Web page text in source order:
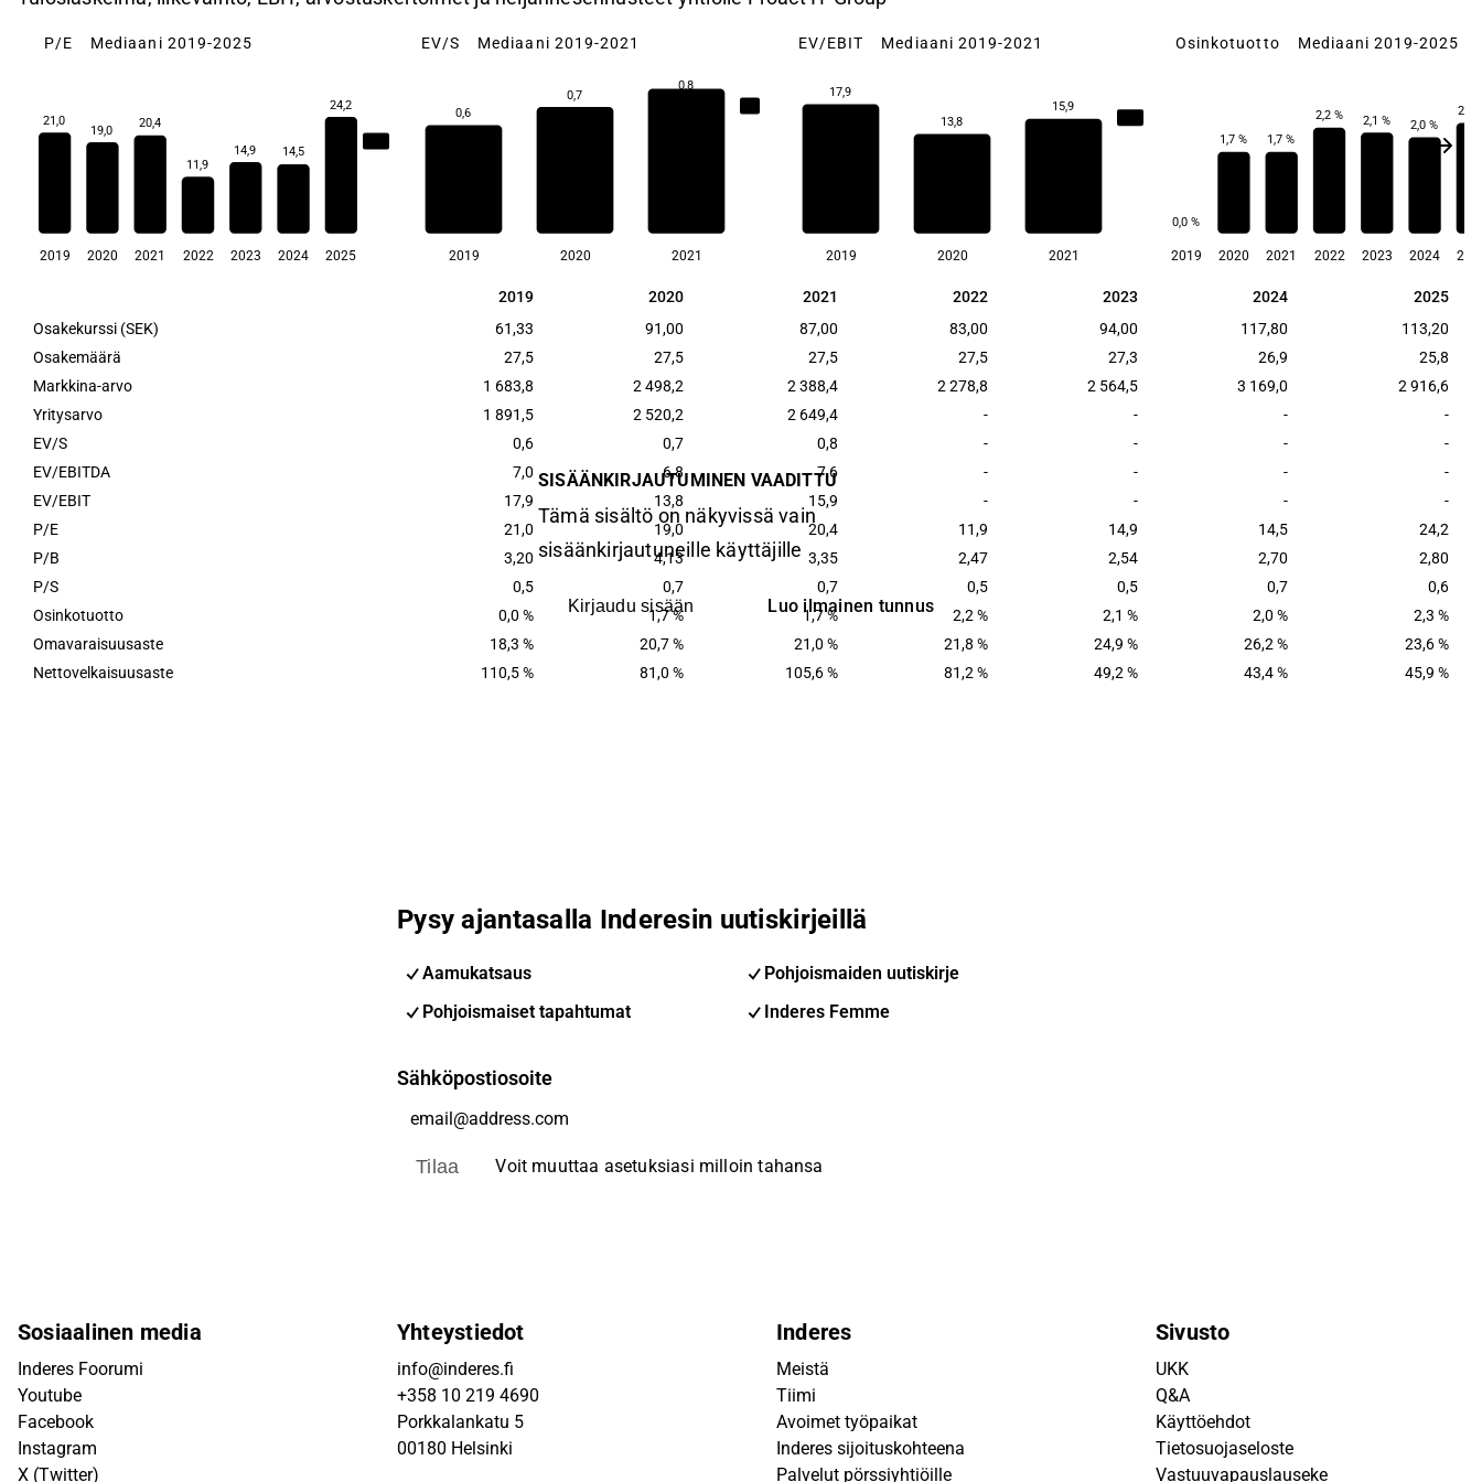
P/E Mediaani 2019-2025
21,0
19,0 20,4
11,9
14,9 14,5
24,2
2019 2020 2021 2022 2023 2024 2025
EV/S Mediaani 2019-2021
0,6
0,7
0,8
2019 2020 2021
EV/EBIT Mediaani 2019-2021
17,9
13,8
15,9
2019 2020 2021
Osinkotuotto Mediaani 2019-2025
0,0 %
1,7 % 1,7 %
2,2 % 2,1 % 2,0 %
2,3
2019 2020 2021 2022 2023 2024
2019 2020 2021 2022 2023 2024 2025
2019 2020 2021 2022 2023 2024
2025
Osakekurssi (SEK)
61,33 91,00 87,00 83,00 94,00 117,80
113,20
Osakemäärä
27,5 27,5 27,5 27,5 27,3 26,9
25,8
Markkina-arvo
1 683,8 2 498,2 2 388,4 2 278,8 2 564,5 3 169,0
2 916,6
Yritysarvo
1 891,5 2 520,2 2 649,4 - - -
-
EV/S
0,6 0,7 0,8 - - -
-
EV/EBITDA
7,0 6,8 7,6 - - -
-
EV/EBIT
17,9 13,8 15,9 - - -
-
P/E
21,0 19,0 20,4 11,9 14,9 14,5
24,2
P/B
3,20 4,13 3,35 2,47 2,54 2,70
2,80
P/S
0,5 0,7 0,7 0,5 0,5 0,7
0,6
Osinkotuotto
0,0 % 1,7 % 1,7 % 2,2 % 2,1 % 2,0 %
2,3 %
Omavaraisuusaste
18,3 % 20,7 % 21,0 % 21,8 % 24,9 % 26,2 %
23,6 %
Nettovelkaisuusaste
110,5 % 81,0 % 105,6 % 81,2 % 49,2 % 43,4 % 45,9 %
SISÄÄNKIRJAUTUMINEN VAADITTU
Tämä sisältö on näkyvissä vain
sisäänkirjautuneille käyttäjille
Kirjaudu sisään Luo ilmainen tunnus
Pysy ajantasalla Inderesin uutiskirjeillä
Aamukatsaus
Pohjoismaiden uutiskirje
Pohjoismaiset tapahtumat
Inderes Femme
Sähköpostiosoite
Tilaa Voit muuttaa asetuksiasi milloin tahansa
Sosiaalinen media
Inderes Foorumi
Youtube
Facebook
Instagram
X (Twitter)
Yhteystiedot
info@inderes.fi
+358 10 219 4690
Porkkalankatu 5
00180 Helsinki
Inderes
Meistä
Tiimi
Avoimet työpaikat
Inderes sijoituskohteena
Palvelut pörssiyhtiöille
Sivusto
UKK
Q&A
Käyttöehdot
Tietosuojaseloste
Vastuuvapauslauseke